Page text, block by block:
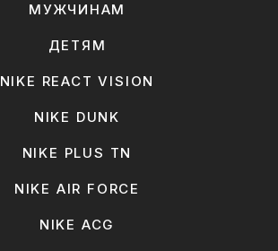
МУЖЧИНАМ
ДЕТЯМ
NIKE REACT VISION
NIKE DUNK
NIKE PLUS TN
NIKE AIR FORCE
NIKE ACG